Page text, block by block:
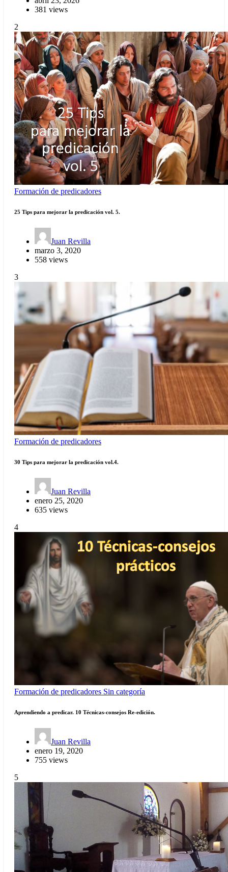
381 views
2
Formación de predicadores
25 Tips para mejorar la predicación vol. 5.
Juan Revilla
marzo 3, 2020
558 views
3
Formación de predicadores
30 Tips para mejorar la predicación vol.4.
Juan Revilla
enero 25, 2020
635 views
4
Formación de predicadores Sin categoría
Aprendiendo a predicar. 10 Técnicas-consejos Re-edición.
Juan Revilla
enero 19, 2020
755 views
5